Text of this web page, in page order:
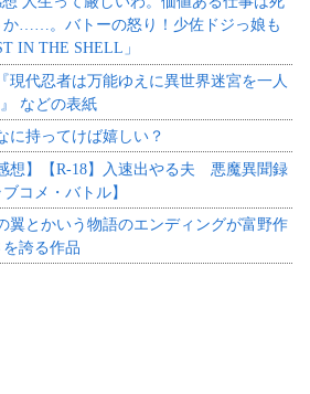
か……。バトーの怒り！少佐ドジっ娘も
IN THE SHELL」
現代忍者は万能ゆえに異世界迷宮を一人
などの表紙
に持ってけば嬉しい？
想】【R-18】入速出やる夫 悪魔異聞録
コメ・バトル】
翼とかいう物語のエンディングが富野作
誇る作品